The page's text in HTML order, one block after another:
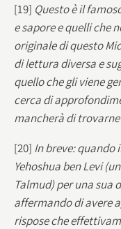
[19] Questo è il
e sapore e quelli che
originale di questo
di lettura diversa e
quello che gli viene
cerca di
mancherà di
[20] In breve: quando
Yehoshua ben Levi
Talmud) per una sua
affermando di avere
rispose che